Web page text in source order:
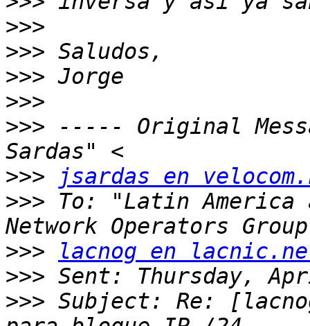
>>>
>>>
>>>
>>>
>>> ----- Original
>>>
jsardas en
>>> To: "Latin America
>>>
lacnog en
>>>
>>> Subject: Re: